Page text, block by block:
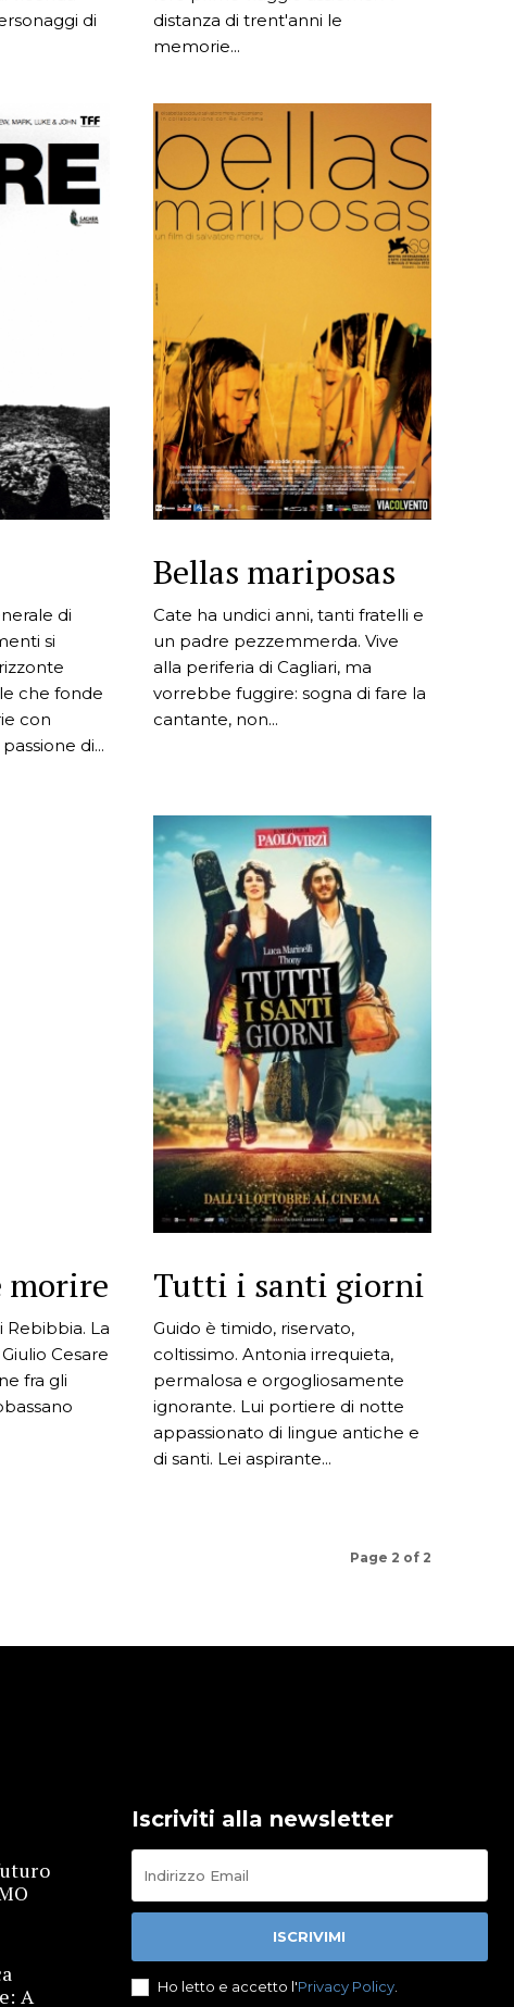
di
distanza di trent'anni le
memorie...
di
si
che fonde
con
di...
Bellas mariposas
Cate ha undici anni, tanti fratelli e
un padre pezzemmerda. Vive
alla periferia di Cagliari, ma
vorrebbe fuggire: sogna di fare la
cantante, non...
morire
Rebibbia. La
Cesare
fra gli
Tutti i santi giorni
Guido è timido, riservato,
coltissimo. Antonia irrequieta,
permalosa e orgogliosamente
ignorante. Lui portiere di notte
appassionato di lingue antiche e
di santi. Lei aspirante...
Page 2 of 2
A
Iscriviti alla newsletter
ISCRIVIMI
Ho letto e accetto l'Privacy Policy.